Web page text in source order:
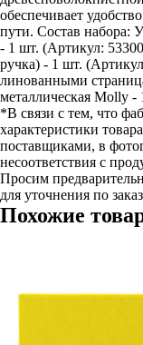
обеспечивает
пути. Состав набора:
- 1 шт. (Артикул:
ручка) - 1 шт.
линованными
металлическая Molly
*В связи с тем, что
характеристики
поставщиками, в
несоответствия с
Просим
для уточнения по
Похожие